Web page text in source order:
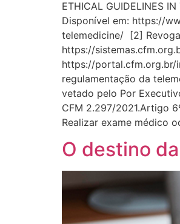
ETHICAL GUIDELINES
Disponível em: https://
telemedicine/ [2]
https://
https://portal.cfm.org.br/
regulamentação da
vetado pelo Por
CFM 2.297/2021.Artigo
Realizar exame médico
O destino